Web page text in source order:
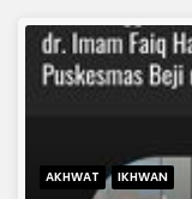
AKHWAT IKHWAN